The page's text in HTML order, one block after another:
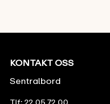
KONTAKT OSS
Sentralbord